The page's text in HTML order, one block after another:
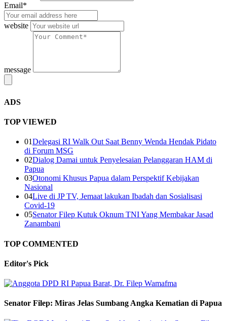
Email*
website
message
ADS
TOP VIEWED
01Delegasi RI Walk Out Saat Benny Wenda Hendak Pidato
di Forum MSG
02Dialog Damai untuk Penyelesaian Pelanggaran HAM di
Papua
03Otonomi Khusus Papua dalam Perspektif Kebijakan
Nasional
04Live di JP TV, Jemaat lakukan Ibadah dan Sosialisasi
Covid-19
05Senator Filep Kutuk Oknum TNI Yang Membakar Jasad
Zanambani
TOP COMMENTED
Editor's Pick
Senator Filep: Miras Jelas Sumbang Angka Kematian di Papua